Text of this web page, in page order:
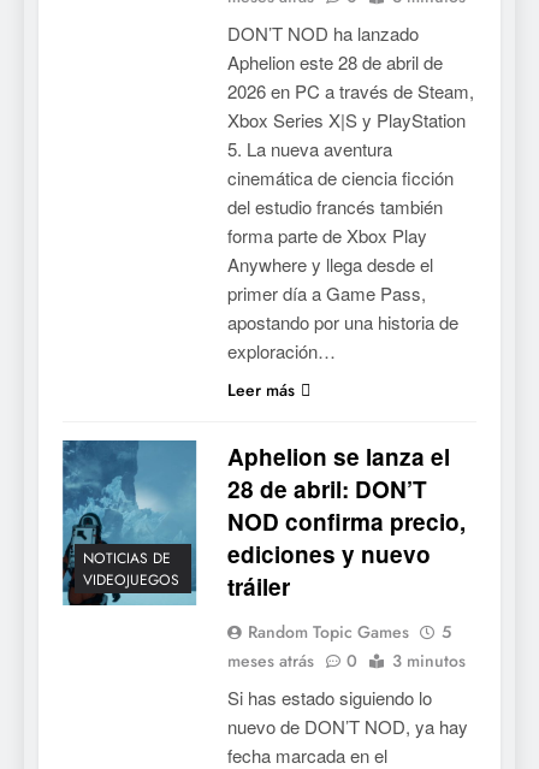
DON’T NOD ha lanzado
Aphelion este 28 de abril de
2026 en PC a través de Steam,
Xbox Series X|S y PlayStation
5. La nueva aventura
cinemática de ciencia ficción
del estudio francés también
forma parte de Xbox Play
Anywhere y llega desde el
primer día a Game Pass,
apostando por una historia de
exploración…
Leer más
NOTICIAS DE
VIDEOJUEGOS
Aphelion se lanza el
28 de abril: DON’T
NOD confirma precio,
ediciones y nuevo
tráiler
Random Topic Games
5
meses atrás
0 3 minutos
Si has estado siguiendo lo
nuevo de DON’T NOD, ya hay
fecha marcada en el